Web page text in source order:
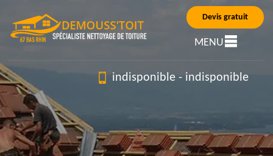
Devis gratuit
MENU
indisponible - indisponible